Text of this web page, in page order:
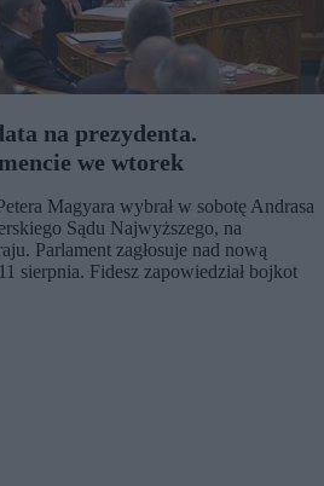
na prezydenta.
we wtorek
Magyara wybrał w sobotę Andrasa
Sądu Najwyższego, na
Parlament zagłosuje nad nową
sierpnia. Fidesz zapowiedział bojkot